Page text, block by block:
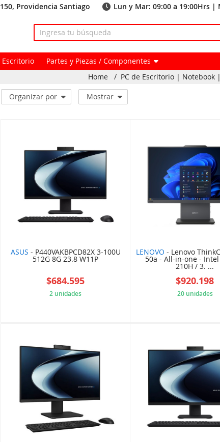
Providencia Santiago Lun y Mar: 09:00 a 19:00Hrs |
Escritorio Partes y Piezas / Componentes
Home
/ PC de Escritorio | Notebook
Organizar por Mostrar
ASUS - P440VAKBPCD82X 3-100U
512G 8G 23.8 W11P
$684.595
2 unidades
LENOVO - Lenovo
50a - All-in-one -
210H / 3. ...
$920.198
20 unidades